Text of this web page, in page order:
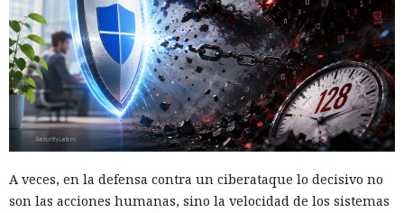
A veces, en la defensa contra un ciberataque lo decisivo no
son las acciones humanas, sino la velocidad de los sistemas